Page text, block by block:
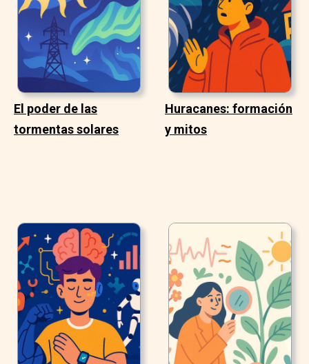
El poder de las
tormentas solares
Huracanes: formación
y mitos